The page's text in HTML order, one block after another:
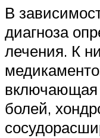
В
диагноза
лечения. К
включающая
болей,